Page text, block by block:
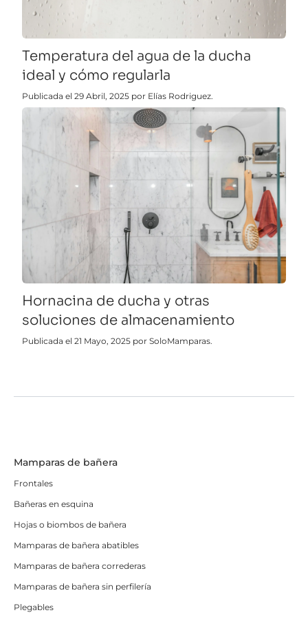
Temperatura del agua de la ducha
ideal y cómo regularla
Publicada el 29 Abril, 2025 por Elías Rodriguez.
Hornacina de ducha y otras
soluciones de almacenamiento
Publicada el 21 Mayo, 2025 por SoloMamparas.
Mamparas de bañera
Frontales
Bañeras en esquina
Hojas o biombos de bañera
Mamparas de bañera abatibles
Mamparas de bañera correderas
Mamparas de bañera sin perfilería
Plegables